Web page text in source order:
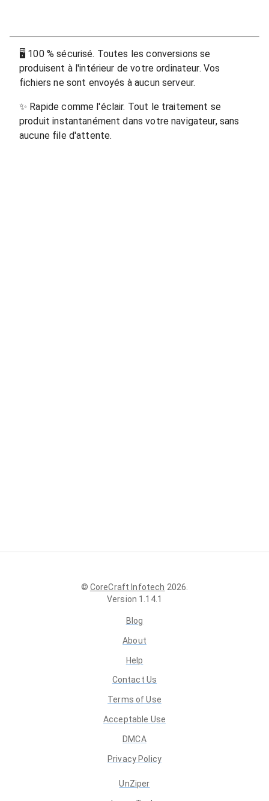
🖥 100 % sécurisé. Toutes les conversions se
produisent à l'intérieur de votre ordinateur. Vos
fichiers ne sont envoyés à aucun serveur.
✨ Rapide comme l'éclair. Tout le traitement se
produit instantanément dans votre navigateur, sans
aucune file d'attente.
© CoreCraft Infotech 2026
Version 1.14.1
Blog
About
Help
Contact Us
Terms of Use
Acceptable Use
DMCA
Privacy Policy
UnZiper